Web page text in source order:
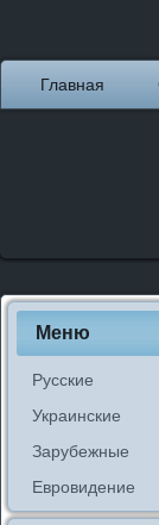
Главная
Меню
Русские
Украинские
Зарубежные
Евровидение